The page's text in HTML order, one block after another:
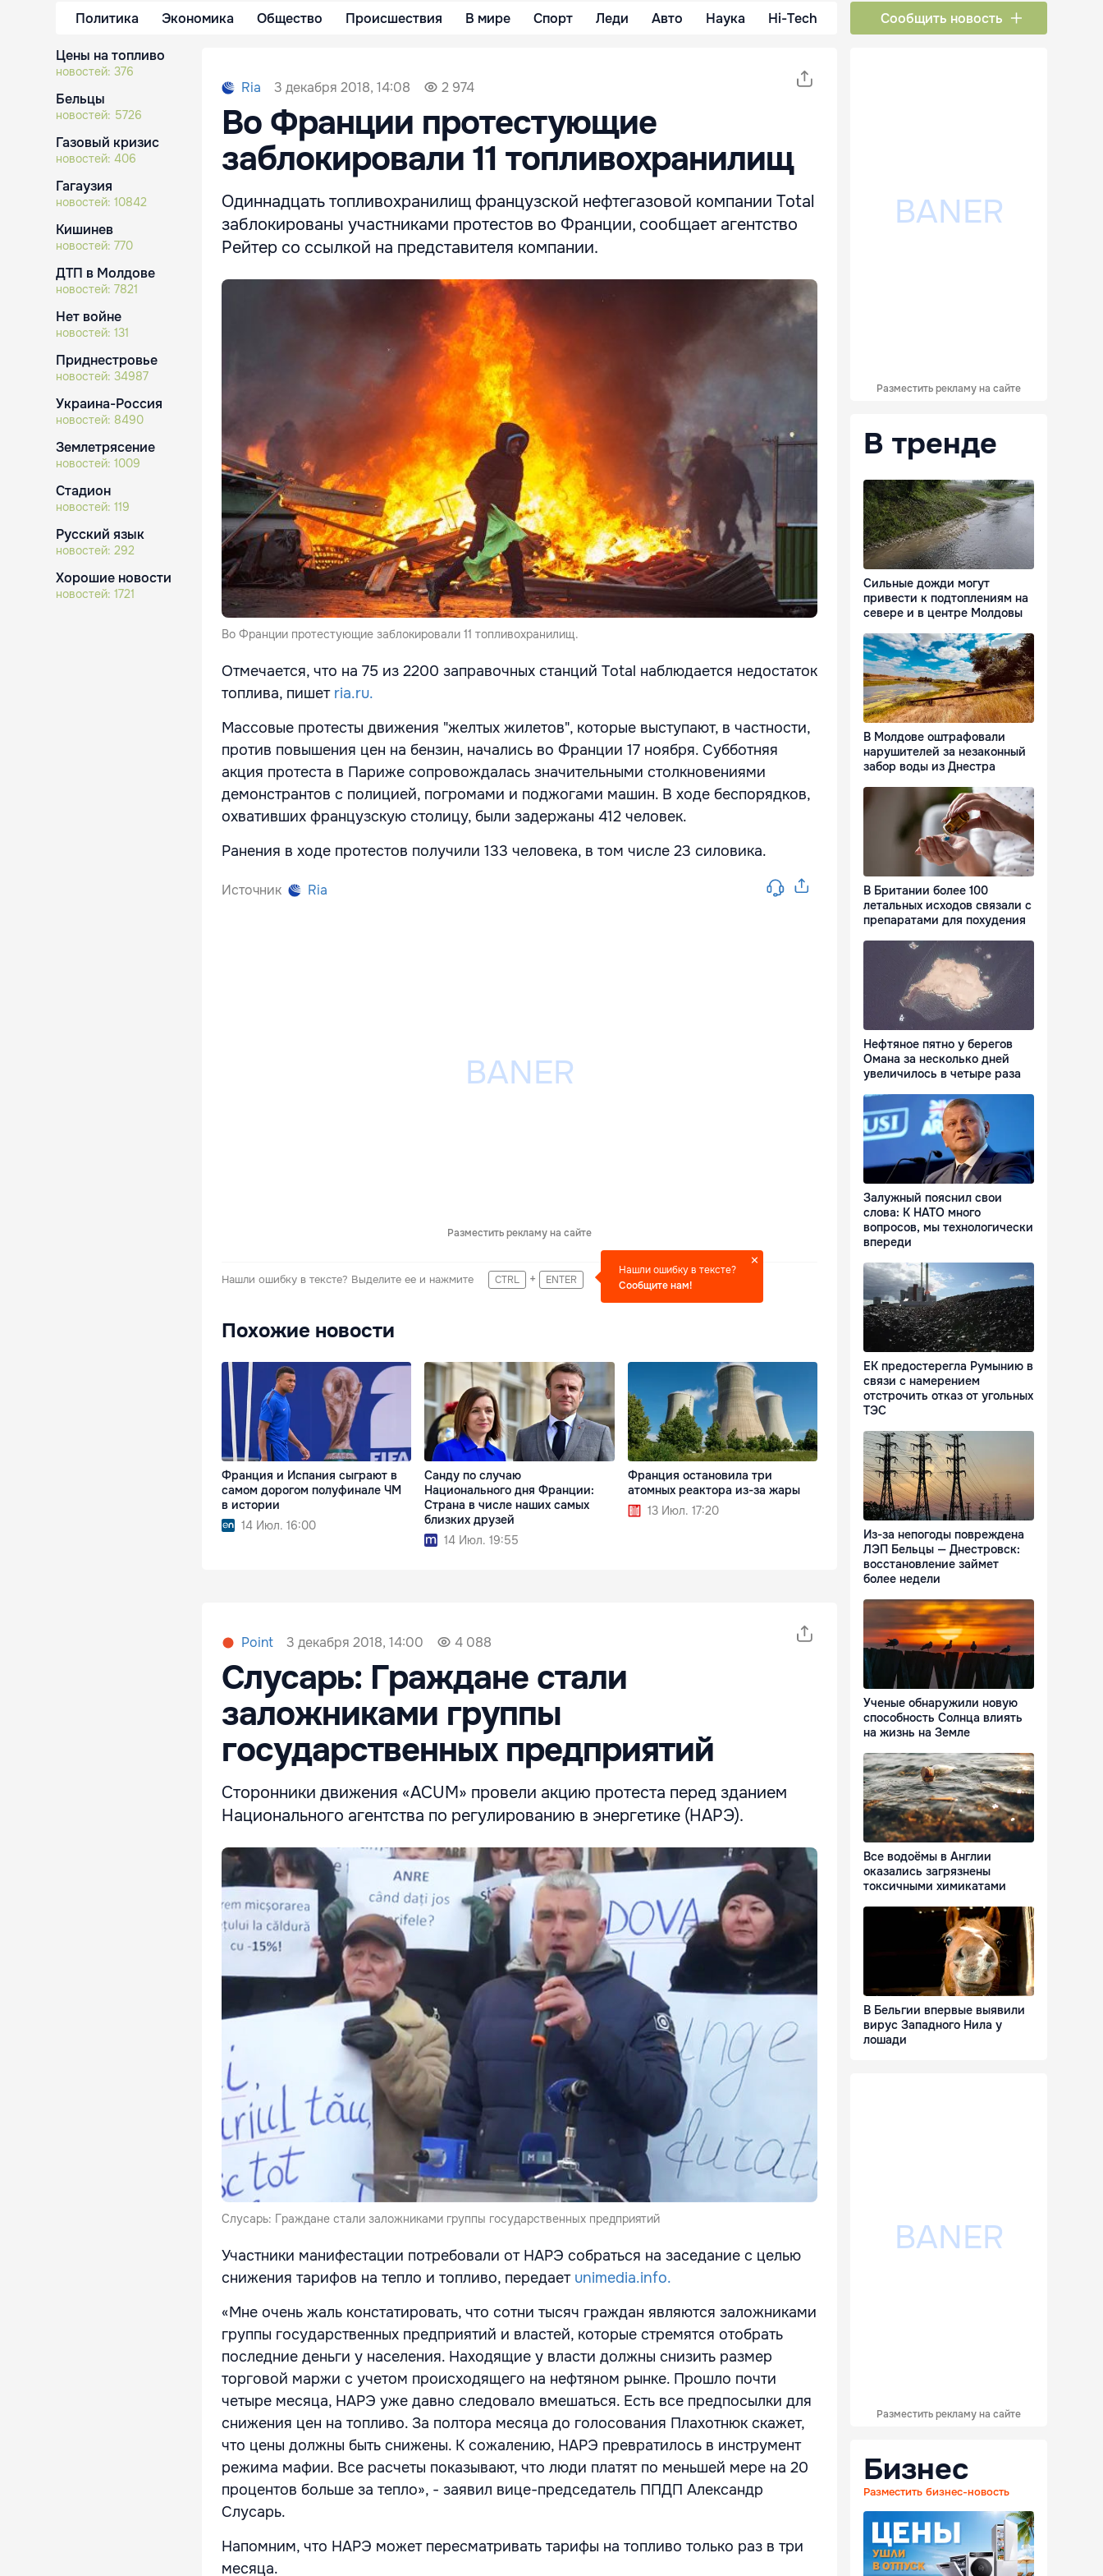
Политика Экономика Общество Происшествия В мире Спорт Леди Авто Наука Hi-Tech Сообщить новость
Цены на топливо
новостей: 376
Бельцы
новостей: 5726
Газовый кризис
новостей: 406
Гагаузия
новостей: 10842
Кишинев
новостей: 770
ДТП в Молдове
новостей: 7821
Нет войне
новостей: 131
Приднестровье
новостей: 34987
Украина-Россия
новостей: 8490
Землетрясение
новостей: 1009
Стадион
новостей: 119
Русский язык
новостей: 292
Хорошие новости
новостей: 1721
Ria 3 декабря 2018, 14:08 2 974
Во Франции протестующие
заблокировали 11 топливохранилищ
Одиннадцать топливохранилищ французской нефтегазовой компании Total
заблокированы участниками протестов во Франции, сообщает агентство
Рейтер со ссылкой на представителя компании.
Во Франции протестующие заблокировали 11 топливохранилищ.
Отмечается, что на 75 из 2200 заправочных станций Total наблюдается недостаток
топлива, пишет ria.ru.
Массовые протесты движения "желтых жилетов", которые выступают, в частности,
против повышения цен на бензин, начались во Франции 17 ноября. Субботняя
акция протеста в Париже сопровождалась значительными столкновениями
демонстрантов с полицией, погромами и поджогами машин. В ходе беспорядков,
охвативших французскую столицу, были задержаны 412 человек.
Ранения в ходе протестов получили 133 человека, в том числе 23 силовика.
Источник Ria
Разместить рекламу на сайте
Нашли ошибку в тексте? Выделите ее и нажмите CTRL + ENTER
Нашли ошибку в тексте?
Сообщите нам!
Похожие новости
Франция и Испания сыграют в
самом дорогом полуфинале ЧМ
в истории
14 Июл. 16:00
Санду по случаю
Национального дня Франции:
Страна в числе наших самых
близких друзей
14 Июл. 19:55
Франция остановила три
атомных реактора из-за жары
13 Июл. 17:20
Point 3 декабря 2018, 14:00 4 088
Слусарь: Граждане стали
заложниками группы
государственных предприятий
Сторонники движения «ACUM» провели акцию протеста перед зданием
Национального агентства по регулированию в энергетике (НАРЭ).
Слусарь: Граждане стали заложниками группы государственных предприятий
Участники манифестации потребовали от НАРЭ собраться на заседание с целью
снижения тарифов на тепло и топливо, передает unimedia.info.
«Мне очень жаль констатировать, что сотни тысяч граждан являются заложниками
группы государственных предприятий и властей, которые стремятся отобрать
последние деньги у населения. Находящие у власти должны снизить размер
торговой маржи с учетом происходящего на нефтяном рынке. Прошло почти
четыре месяца, НАРЭ уже давно следовало вмешаться. Есть все предпосылки для
снижения цен на топливо. За полтора месяца до голосования Плахотнюк скажет,
что цены должны быть снижены. К сожалению, НАРЭ превратилось в инструмент
режима мафии. Все расчеты показывают, что люди платят по меньшей мере на 20
процентов больше за тепло», - заявил вице-председатель ППДП Александр
Слусарь.
Напомним, что НАРЭ может пересматривать тарифы на топливо только раз в три
месяца.
Разместить рекламу на сайте
В тренде
Сильные дожди могут
привести к подтоплениям на
севере и в центре Молдовы
В Молдове оштрафовали
нарушителей за незаконный
забор воды из Днестра
В Британии более 100
летальных исходов связали с
препаратами для похудения
Нефтяное пятно у берегов
Омана за несколько дней
увеличилось в четыре раза
Залужный пояснил свои
слова: К НАТО много
вопросов, мы технологически
впереди
ЕК предостерегла Румынию в
связи с намерением
отстрочить отказ от угольных
ТЭС
Из-за непогоды повреждена
ЛЭП Бельцы — Днестровск:
восстановление займет
более недели
Ученые обнаружили новую
способность Солнца влиять
на жизнь на Земле
Все водоёмы в Англии
оказались загрязнены
токсичными химикатами
В Бельгии впервые выявили
вирус Западного Нила у
лошади
Разместить рекламу на сайте
Бизнес
Разместить бизнес-новость